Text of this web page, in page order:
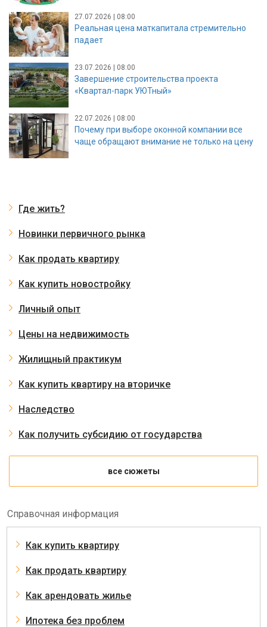
27.07.2026 | 08:00
Реальная цена маткапитала стремительно
падает
23.07.2026 | 08:00
Завершение строительства проекта
«Квартал-парк УЮТный»
22.07.2026 | 08:00
Почему при выборе оконной компании все
чаще обращают внимание не только на цену
Где жить?
Новинки первичного рынка
Как продать квартиру
Как купить новостройку
Личный опыт
Цены на недвижимость
Жилищный практикум
Как купить квартиру на вторичке
Наследство
Как получить субсидию от государства
все сюжеты
Справочная информация
Как купить квартиру
Как продать квартиру
Как арендовать жилье
Ипотека без проблем